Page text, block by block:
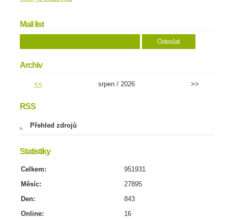
Mail list
Archiv
<< srpen / 2026 >>
RSS
Přehled zdrojů
Statistiky
Online: 16
Celkem:
951931
Měsíc:
27895
Den:
843